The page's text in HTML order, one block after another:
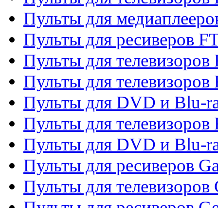
Пульты для
Пульты для ресиверов
Пульты для телевизоров
Пульты для телевизоров
Пульты для DVD и Blu-
Пульты для телевизоров
Пульты для DVD и Blu-
Пульты для ресиверов
Пульты для телевизоров